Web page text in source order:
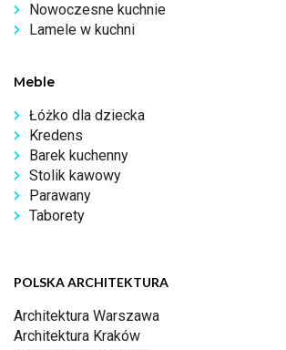
Nowoczesne kuchnie
Lamele w kuchni
Meble
Łóżko dla dziecka
Kredens
Barek kuchenny
Stolik kawowy
Parawany
Taborety
POLSKA ARCHITEKTURA
Architektura Warszawa
Architektura Kraków